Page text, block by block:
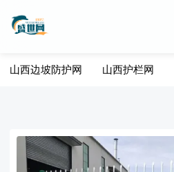
山西边坡防护网 山西护栏网